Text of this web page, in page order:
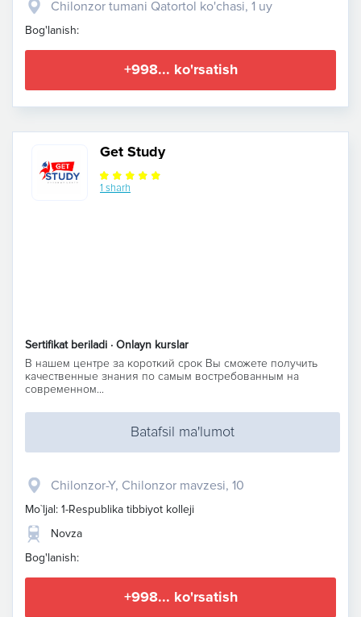
Chilonzor tumani Qatortol ko'chasi, 1 uy
Bog'lanish:
+998... ko'rsatish
Get Study
1 sharh
Sertifikat beriladi · Onlayn kurslar
В нашем центре за короткий срок Вы сможете получить
качественные знания по самым востребованным на
современном...
Batafsil ma'lumot
Chilonzor-Y, Chilonzor mavzesi, 10
Mo`ljal: 1-Respublika tibbiyot kolleji
Novza
Bog'lanish:
+998... ko'rsatish